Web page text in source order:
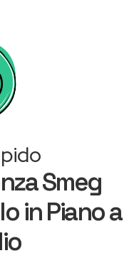
Smeg
in Piano a